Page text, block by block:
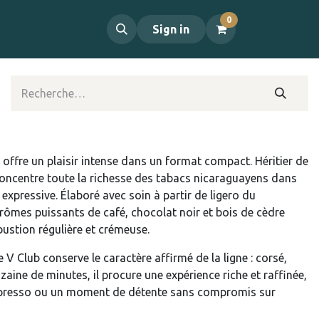
Sign in
0
offre un plaisir intense dans un format compact. Héritier de
toute la richesse des tabacs nicaraguayens dans
Élaboré avec soin à partir de ligero du
puissants de café, chocolat noir et bois de cèdre
régulière et crémeuse.
V Club conserve le caractère affirmé de la ligne : corsé,
de minutes, il procure une expérience riche et raffinée,
ou un moment de détente sans compromis sur